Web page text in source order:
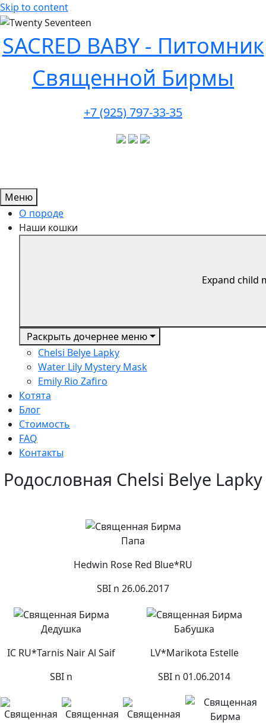
Skip to content
SACRED BABY - Питомник
Священной Бирмы
+7 (925) 797-33-35
Меню
О породе
Наши кошки
Expand child
Раскрыть дочернее меню
Chelsi Belye Lapky
Water Lily Mystery Mask
Emily Rio Zafiro
Котята
Блог
Стоимость
FAQ
Контакты
Родословная Chelsi Belye Lapky
Папа
Hedwin Rose Red Blue*RU
SBI n 26.06.2017
Дедушка
IC RU*Tarnis Nair Al Saif
SBI n
Бабушка
LV*Marikota Estelle
SBI n 01.06.2014